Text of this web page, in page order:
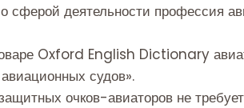
сферой деятельности профессия
Oxford English Dictionary
судов».
очков-авиаторов не